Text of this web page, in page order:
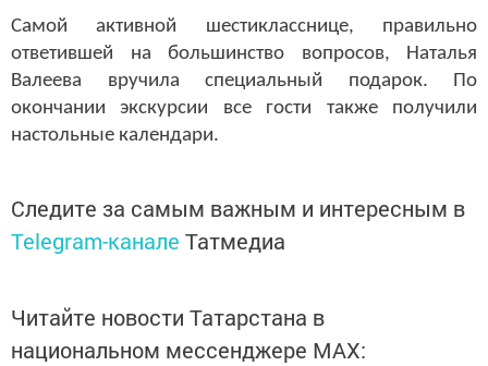
Самой активной шестикласснице, правильно
ответившей на большинство вопросов, Наталья
Валеева вручила специальный подарок. По
окончании экскурсии все гости также получили
настольные календари.
Следите за самым важным и интересным в
Telegram-канале Татмедиа
Читайте новости Татарстана в
национальном мессенджере MАХ: